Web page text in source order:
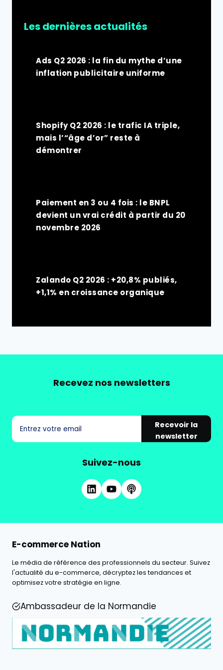
Les dernières actualités
Ads Q2 2026 : la fin du mythe d’une
inflation publicitaire uniforme
Shopify Q2 2026 : le trafic IA triple,
mais l’“âge d’or” reste à
démontrer
Paiement en 3 ou 4 fois : le BNPL
devient un vrai crédit à partir du 20
novembre 2026
Zalando Q2 2026 : +20,8% publiés,
+1,1% en croissance organique
Recevez nos newsletters
Recevoir la
newsletter
Suivez-nous
E-commerce Nation
Le média de référence des professionnels du secteur. Suivez
l'actualité du e-commerce, décryptez les tendances et
optimisez votre stratégie en ligne.
Ambassadeur de la Normandie